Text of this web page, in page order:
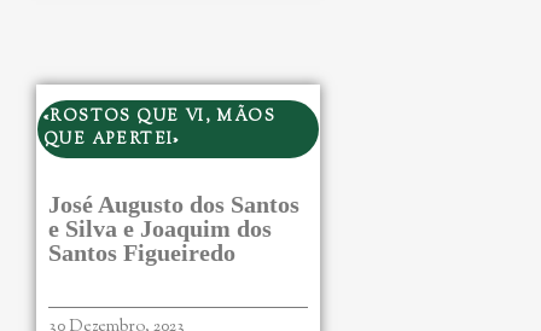
«ROSTOS QUE VI, MÃOS
QUE APERTEI»
José Augusto dos Santos
e Silva e Joaquim dos
Santos Figueiredo